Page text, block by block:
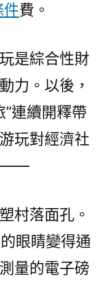
件費。
是綜合性財
力。以後，
”連續開釋帶
玩對經濟社
——
村落面孔。
眼睛變得通
量的電子磅